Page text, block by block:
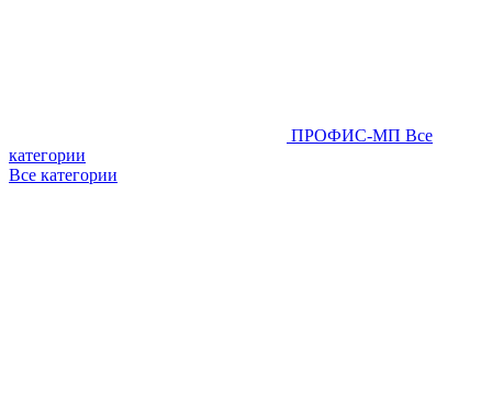
ПРОФИС-МП Все
категории
Все категории